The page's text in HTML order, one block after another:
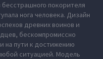
покорителя
нога человека. Дизайн
древних воинов и
бескомпромиссно
на пути к достижению
ситуацией. Модель